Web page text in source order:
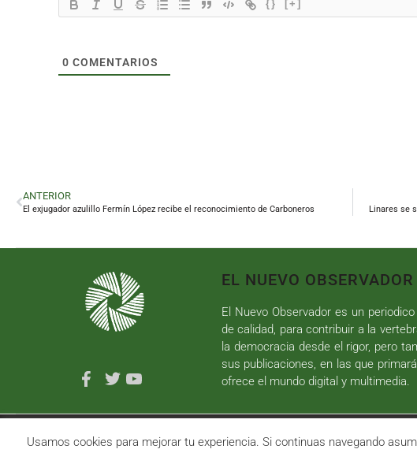
{} [+]
0 COMENTARIOS
ANTERIOR
El exjugador azulillo Fermín López recibe el reconocimiento de Carboneros
EL NUEVO OBSERVADOR
El Nuevo Observador es un
de calidad, para contribuir a la
la democracia desde el rigor, pero
sus publicaciones, en las que
ofrece el mundo digital y multimedia.
Usamos cookies para mejorar tu experiencia. Si continuas navegando